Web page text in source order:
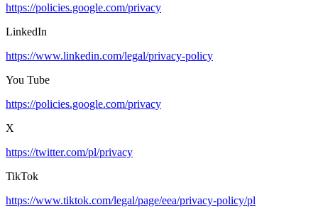
https://policies.google.com/privacy
LinkedIn
https://www.linkedin.com/legal/privacy-policy
You Tube
https://policies.google.com/privacy
X
https://twitter.com/pl/privacy
TikTok
https://www.tiktok.com/legal/page/eea/privacy-policy/pl